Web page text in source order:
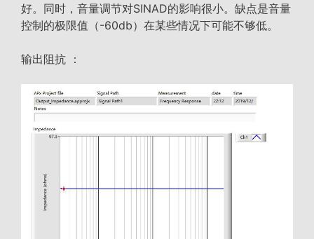
好。同时，音量调节对SINAD的影响很小。缺点是音量
控制的极限值（-60db）在某些情况下可能不够低。
输出阻抗 ：